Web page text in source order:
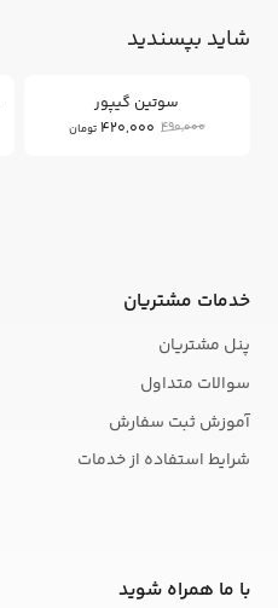
شاید بپسندید
سوتین گیپور
490,000
420,000 تومان
خدمات مشتریان
پنل مشتریان
سوالات متداول
آموزش ثبت سفارش
شرایط استفاده از خدمات
با ما همراه شوید